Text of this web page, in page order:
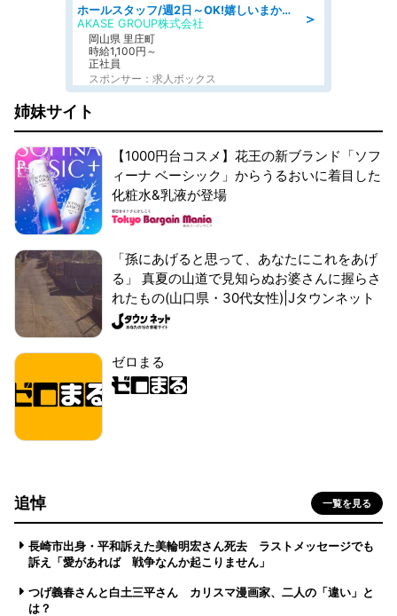
＞
ホールスタッフ/週2日～OK!嬉しいまかない付き/岡山県/浅口郡里庄町
AKASE GROUP株式会社
岡山県 里庄町
時給1,100円～
正社員
スポンサー：求人ボックス
姉妹サイト
【1000円台コスメ】花王の新ブランド「ソフ
ィーナ ベーシック」からうるおいに着目した
化粧水&乳液が登場
「孫にあげると思って、あなたにこれをあげ
る」 真夏の山道で見知らぬお婆さんに握らさ
れたもの(山口県・30代女性)|Jタウンネット
ゼロまる
追悼 一覧を見る
長崎市出身・平和訴えた美輪明宏さん死去 ラストメッセージでも
訴え「愛があれば 戦争なんか起こりません」
つげ義春さんと白土三平さん カリスマ漫画家、二人の「違い」と
は？